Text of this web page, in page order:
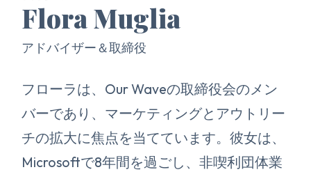
Flora Muglia
アドバイザー＆取締役
フローラは、Our Waveの取締役会のメン
バーであり、マーケティングとアウトリー
チの拡大に焦点を当てています。彼女は、
Microsoftで8年間を過ごし、非喫利団体業